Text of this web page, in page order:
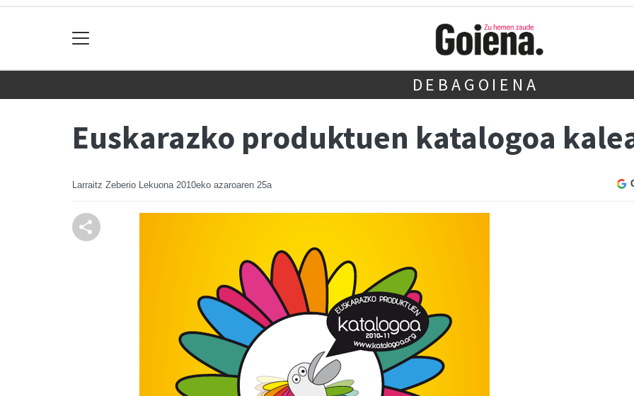
DEBAGOIENA
Euskarazko produktuen katalogoa
Larraitz Zeberio Lekuona 2010eko azaroaren 25a